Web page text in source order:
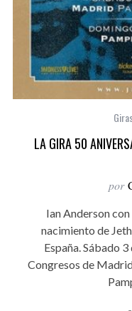
LA GIRA 50
por
Ian Anderson
nacimiento de
España. Sábado
Congresos de